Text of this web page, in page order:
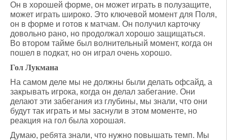
Он в хорошей форме, он может играть в полузащите,
может играть широко. Это ключевой момент для Поля,
он в форме и готов к матчам. Он получил карточку
довольно рано, но продолжал хорошо защищаться.
Во втором тайме был волнительный момент, когда он
пошел в подкат, но он играл очень хорошо.
Гол Лукмана
На самом деле мы не должны были делать офсайд, а
закрывать игрока, когда он делал забегание. Они
делают эти забегания из глубины, мы знали, что они
будут так играть и мы заснули в этом моменте, но
реакция на гол была хорошая.
Думаю, ребята знали, что нужно повышать темп. Мы